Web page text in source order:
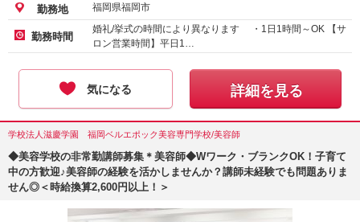
勤務地 福岡県福岡市
勤務時間
婚礼/挙式の時間により異なります ・1日1時間～OK 【サ
ロン営業時間】平日1…
気になる 詳細を見る
学校法人滋慶学園 福岡ベルエポック美容専門学校/美容師
◆美容学校の非常勤講師募集＊美容師◆Wワーク・ブランクOK！子育て
中の方歓迎♪美容師の経験を活かしませんか？講師未経験でも問題ありま
せん◎＜時給換算2,600円以上！＞